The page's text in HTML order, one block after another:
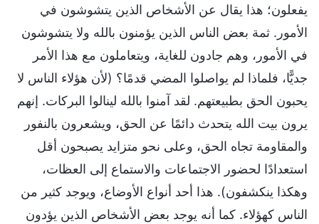
يفعلون؛ هذا يقال عن الأشخاص الذين يتشوشون في
الأمور. ثمة بعض الناس الذين يؤمنون بالله ولا يتشوشون
في الأمور، وهم جادون للغاية، ويتعاملون مع هذا الأمر
جديًّا، فلماذا لم يواصلوا المضي قدمًا؟ (لأن هؤلاء الناس لا
يحبون الحق بطبيعتهم. لقد آمنوا بالله لينالوا البركات. إنهم
يرون بيت الله يتحدث دائمًا عن الحق، ويشعرون بالنفور
والمقاومة تجاه الحق، وعلى نحو متزايد يصبحون أقل
استعدادًا لحضور الاجتماعات والاستماع إلى العظات،
وهكذا ينكشفون). هذا أحد أنواع الأوضاع، ويوجد كثير من
الناس كهؤلاء. كما أنه يوجد بعض الأشخاص الذين يؤدون